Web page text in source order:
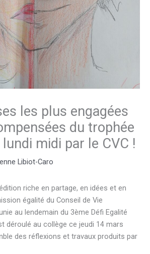
les plus engagées
du trophée
lundi midi par le CVC !
Libiot-Caro
riche en partage, en idées et en
égalité du Conseil de Vie
au lendemain du 3ème Défi Egalité
déroulé au collège ce jeudi 14 mars
des réflexions et travaux produits par